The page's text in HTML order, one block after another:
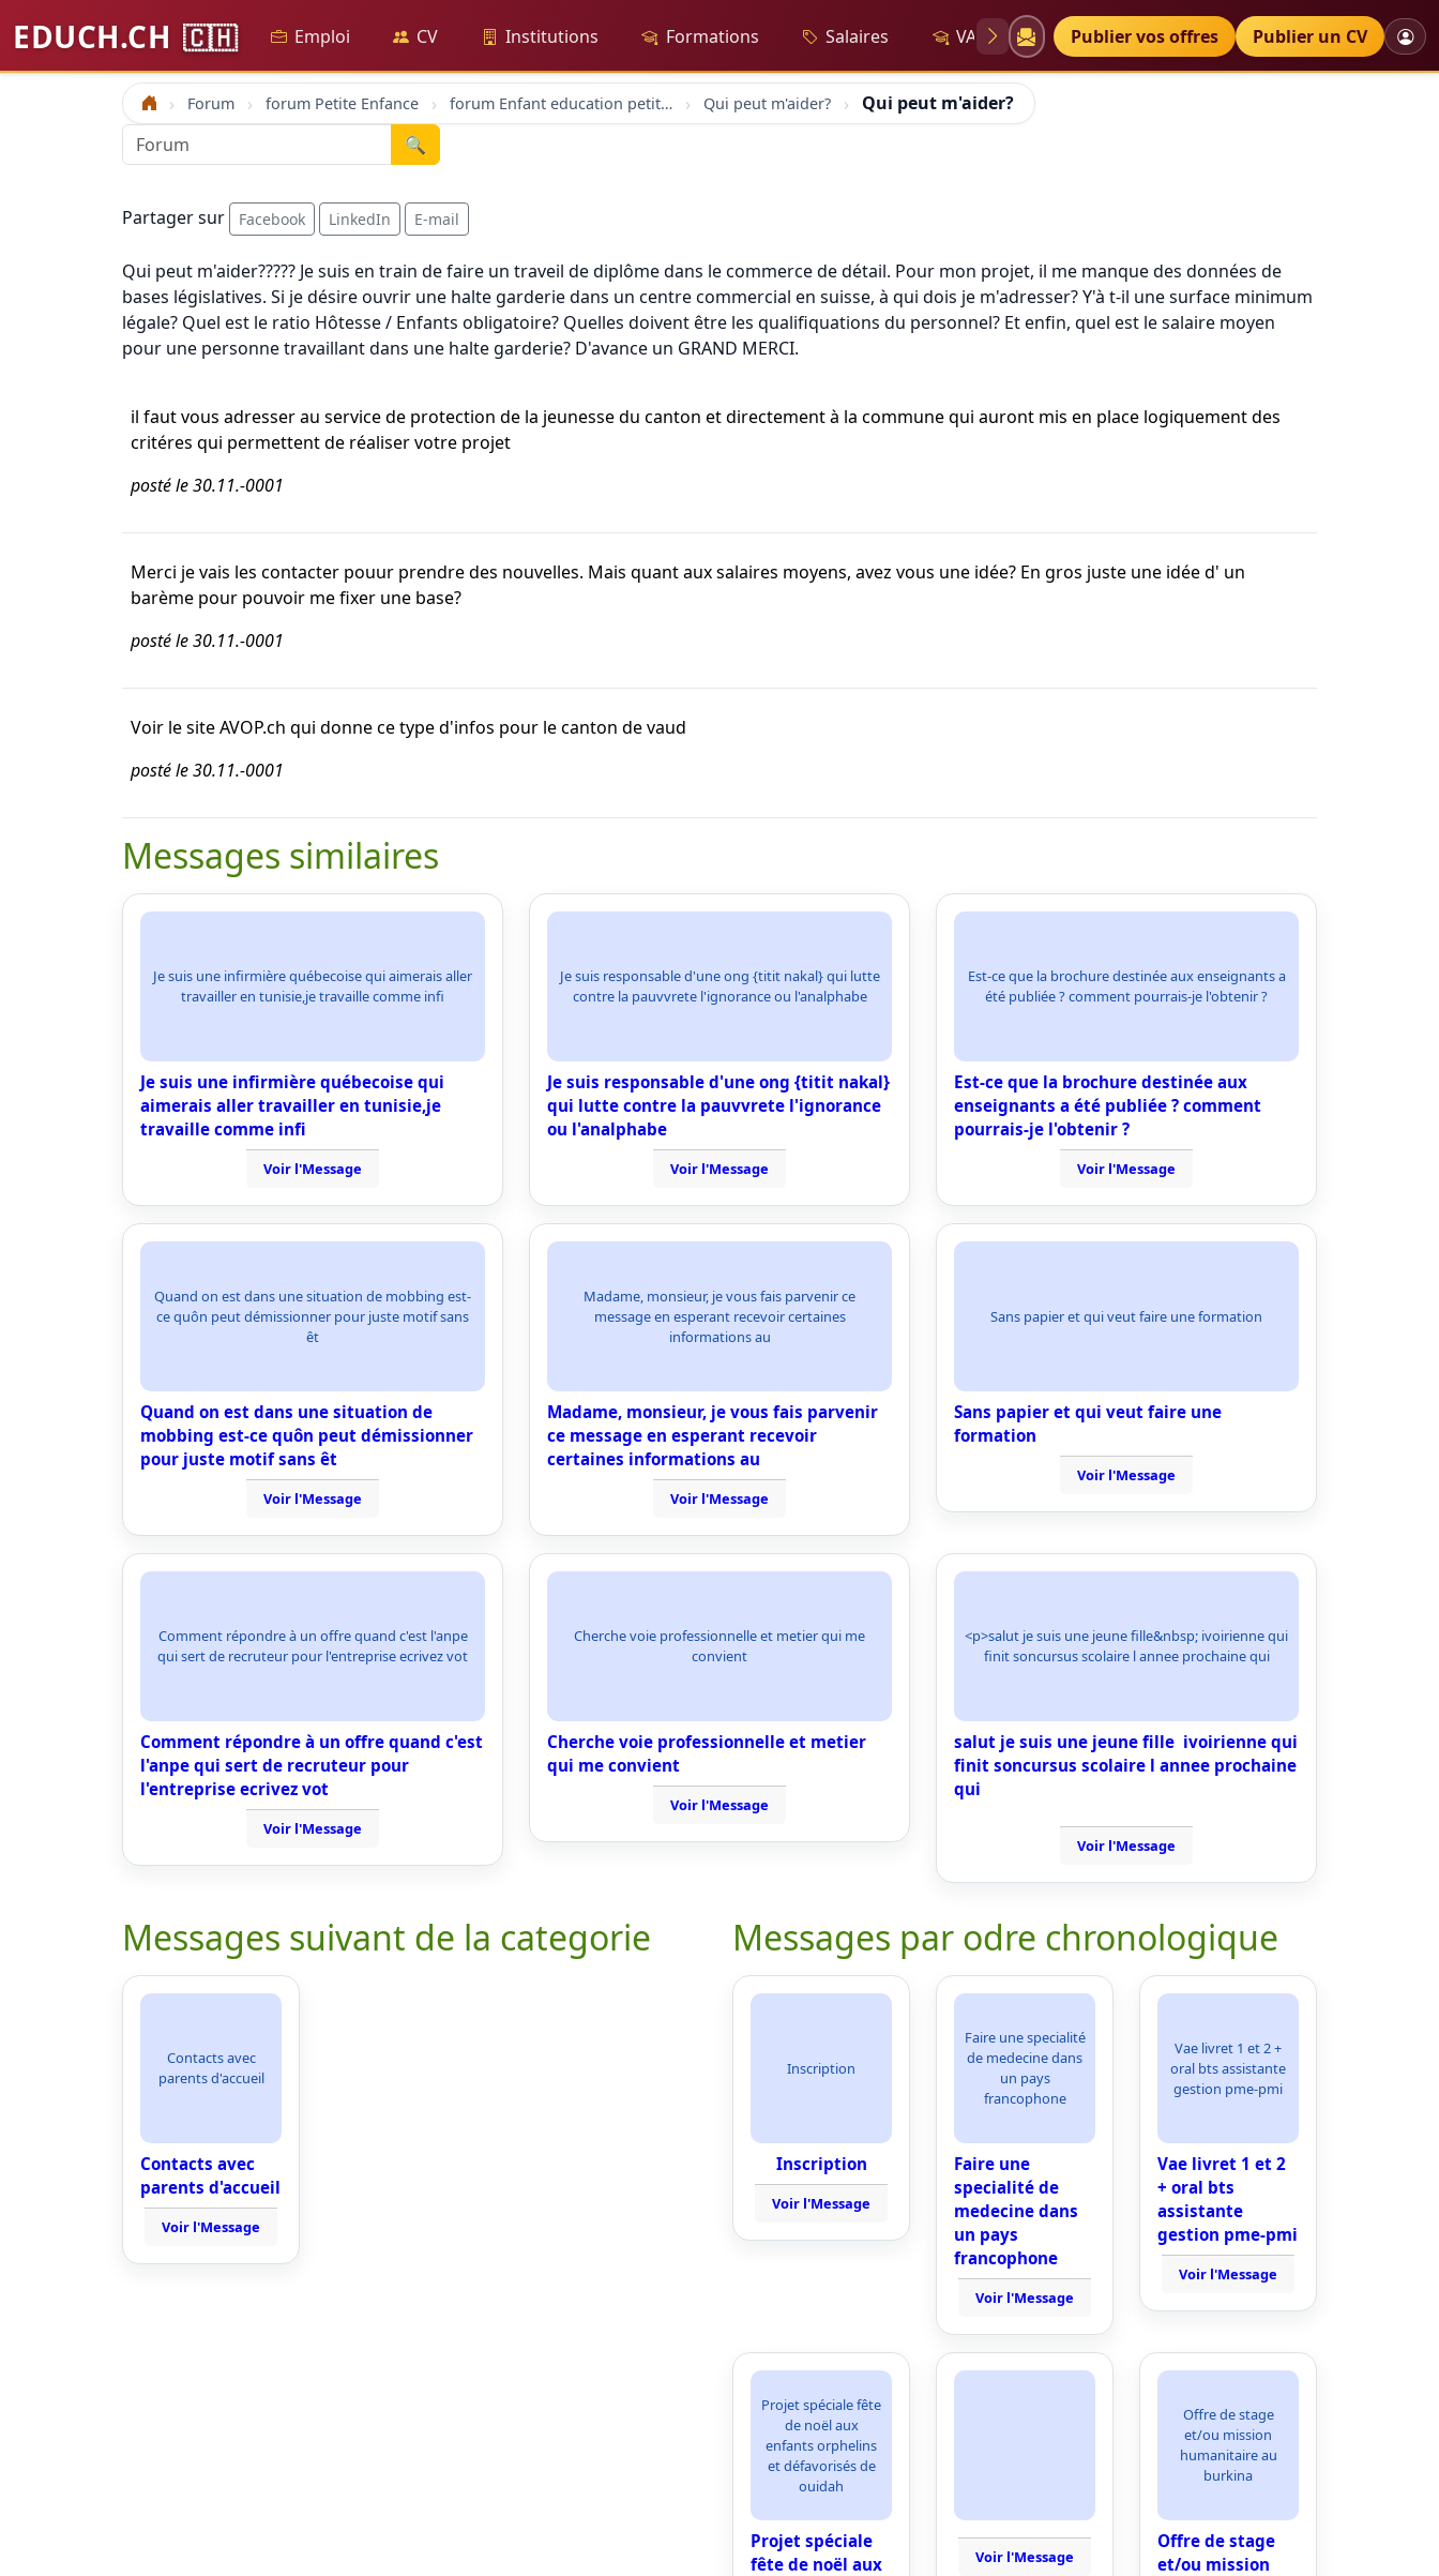
EDUCH.CH 🇨🇭 Emploi CV Institutions Formations Salaires VAE Diplômes Petites annonces
Publier vos offres Publier un CV
Accueil Forum forum Petite Enfance forum Enfant education petite enfance Qui peut m'aider?
Qui peut m'aider?
🔍
Partager sur Facebook LinkedIn E-mail
Qui peut m'aider????? Je suis en train de faire un traveil de diplôme dans le commerce de détail. Pour mon projet, il me manque des données de
bases législatives. Si je désire ouvrir une halte garderie dans un centre commercial en suisse, à qui dois je m'adresser? Y'à t-il une surface minimum
légale? Quel est le ratio Hôtesse / Enfants obligatoire? Quelles doivent être les qualifiquations du personnel? Et enfin, quel est le salaire moyen
pour une personne travaillant dans une halte garderie? D'avance un GRAND MERCI.
il faut vous adresser au service de protection de la jeunesse du canton et directement à la commune qui auront mis en place logiquement des
critéres qui permettent de réaliser votre projet
posté le 30.11.-0001
Merci je vais les contacter pouur prendre des nouvelles. Mais quant aux salaires moyens, avez vous une idée? En gros juste une idée d' un
barème pour pouvoir me fixer une base?
posté le 30.11.-0001
Voir le site AVOP.ch qui donne ce type d'infos pour le canton de vaud
posté le 30.11.-0001
Messages similaires
Je suis une infirmière québecoise qui aimerais aller
travailler en tunisie,je travaille comme infi
Je suis une infirmière québecoise qui
aimerais aller travailler en tunisie,je
travaille comme infi
Voir l'Message
Je suis responsable d'une ong {titit nakal} qui lutte
contre la pauvvrete l'ignorance ou l'analphabe
Je suis responsable d'une ong {titit nakal}
qui lutte contre la pauvvrete l'ignorance
ou l'analphabe
Voir l'Message
Est-ce que la brochure destinée aux enseignants a
été publiée ? comment pourrais-je l'obtenir ?
Est-ce que la brochure destinée aux
enseignants a été publiée ? comment
pourrais-je l'obtenir ?
Voir l'Message
Quand on est dans une situation de mobbing est-
ce quôn peut démissionner pour juste motif sans
êt
Quand on est dans une situation de
mobbing est-ce quôn peut démissionner
pour juste motif sans êt
Voir l'Message
Madame, monsieur, je vous fais parvenir ce
message en esperant recevoir certaines
informations au
Madame, monsieur, je vous fais parvenir
ce message en esperant recevoir
certaines informations au
Voir l'Message
Sans papier et qui veut faire une formation
Sans papier et qui veut faire une
formation
Voir l'Message
Comment répondre à un offre quand c'est l'anpe
qui sert de recruteur pour l'entreprise ecrivez vot
Comment répondre à un offre quand c'est
l'anpe qui sert de recruteur pour
l'entreprise ecrivez vot
Voir l'Message
Cherche voie professionnelle et metier qui me
convient
Cherche voie professionnelle et metier
qui me convient
Voir l'Message
<p>salut je suis une jeune fille&nbsp; ivoirienne qui
finit soncursus scolaire l annee prochaine qui
salut je suis une jeune fille ivoirienne qui
finit soncursus scolaire l annee prochaine
qui
Voir l'Message
Messages suivant de la categorie
Contacts avec
parents d'accueil
Contacts avec
parents d'accueil
Voir l'Message
Messages par odre chronologique
Inscription
Inscription
Voir l'Message
Faire une specialité
de medecine dans
un pays
francophone
Faire une
specialité de
medecine dans
un pays
francophone
Voir l'Message
Vae livret 1 et 2 +
oral bts assistante
gestion pme-pmi
Vae livret 1 et 2
+ oral bts
assistante
gestion pme-pmi
Voir l'Message
Projet spéciale fête
de noël aux
enfants orphelins
et défavorisés de
ouidah
Projet spéciale
fête de noël aux
Voir l'Message
Offre de stage
et/ou mission
humanitaire au
burkina
Offre de stage
et/ou mission